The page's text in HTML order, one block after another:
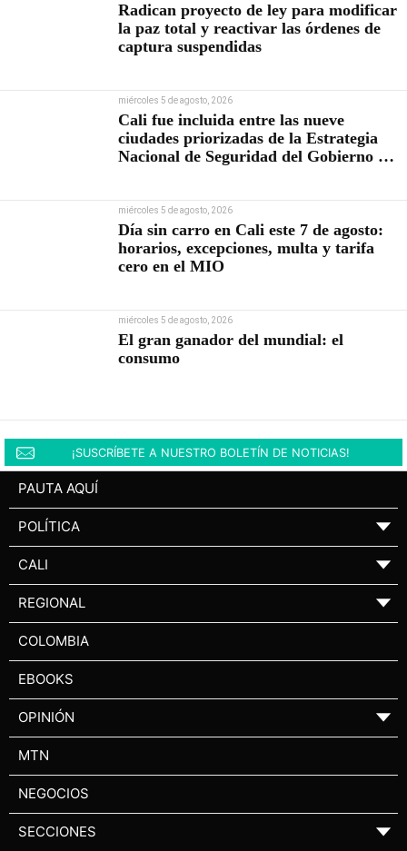
Radican proyecto de ley para modificar
la paz total y reactivar las órdenes de
captura suspendidas
miércoles 5 de agosto, 2026
Cali fue incluida entre las nueve
ciudades priorizadas de la Estrategia
Nacional de Seguridad del Gobierno de
miércoles 5 de agosto, 2026
Día sin carro en Cali este 7 de agosto:
horarios, excepciones, multa y tarifa
cero en el MIO
miércoles 5 de agosto, 2026
El gran ganador del mundial: el
consumo
¡SUSCRÍBETE A NUESTRO BOLETÍN DE NOTICIAS!
PAUTA AQUÍ
POLÍTICA ▼
CALI ▼
REGIONAL ▼
COLOMBIA
EBOOKS
OPINIÓN ▼
MTN
NEGOCIOS
SECCIONES ▼